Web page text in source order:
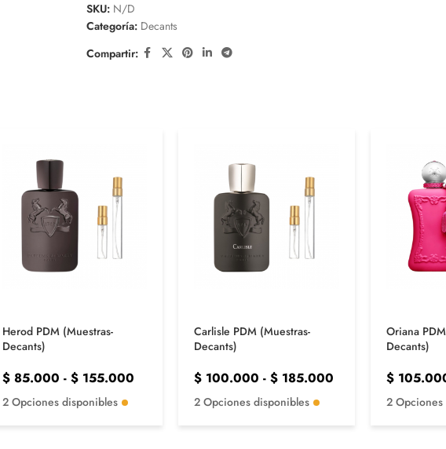
SKU: N/D
Categoría: Decants
Compartir:
Herod PDM (Muestras-
Decants)
$85.000 - $155.000
2 Opciones disponibles
Carlisle PDM (Muestras-
Decants)
$ 100.000 - $ 185.000
2 Opciones disponibles
Oriana
Decants)
$
2